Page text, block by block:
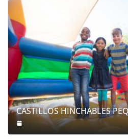
CASTILLOS HINCHABLES